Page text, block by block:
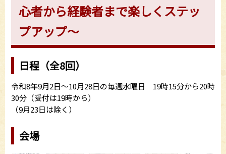
心者から経験者まで楽しくステッ
プアップ～
日程（全8回）
令和8年9月2日～10月28日の毎週水曜日 19時15分から20時
30分（受付は19時から）
（9月23日は除く）
会場